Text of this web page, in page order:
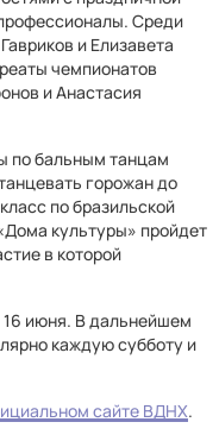
Среди
и Елизавета
чемпионатов
и Анастасия
по бальным танцам
горожан до
по бразильской
культуры» пройдет
в которой
16 июня. В дальнейшем
каждую субботу и
сайте ВДНХ.